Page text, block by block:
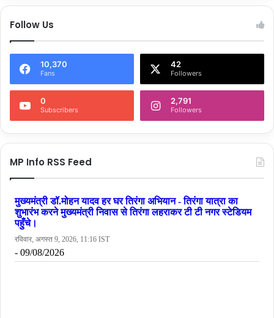
Follow Us
10,370
Fans
42
Followers
0
Subscribers
2,791
Followers
MP Info RSS Feed